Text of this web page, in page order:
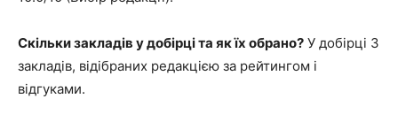
Скільки закладів у добірці та як їх обрано? У добірці 3
закладів, відібраних редакцією за рейтингом і
відгуками.